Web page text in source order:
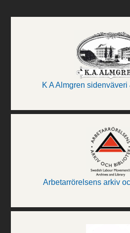
K A Almgren
Arbetarrörelsens arkiv